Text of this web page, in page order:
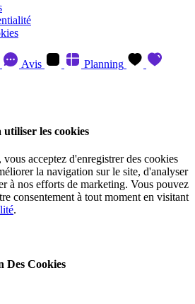
Avis
Planning
les cookies
acceptez d'enregistrer des cookies
la navigation sur le site, d'analyser
à nos efforts de marketing. Vous pouvez
consentement à tout moment en visitant
.
Des Cookies